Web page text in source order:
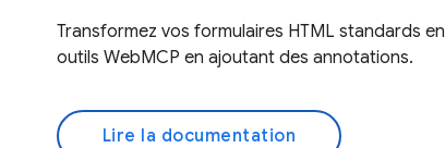
Transformez vos formulaires HTML standards en
outils WebMCP en ajoutant des annotations.
Lire la documentation